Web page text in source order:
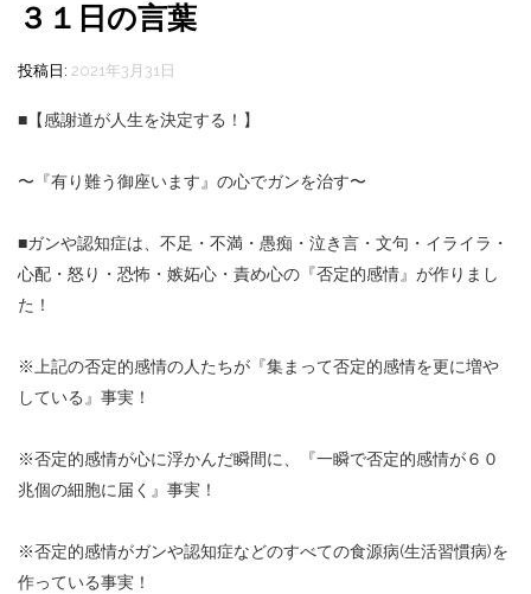
３１日の言葉
投稿日: 2021年3月31日
■ 【感謝道が人生を決定する！】
〜『有り難う御座います』の心でガンを治す〜
■ガンや認知症は、不足・不満・愚痴・泣き言・文句・イライラ・
心配・怒り・恐怖・嫉妬心・責め心の『否定的感情』が作りまし
た！
※上記の否定的感情の人たちが『集まって否定的感情を更に増や
している』事実！
※否定的感情が心に浮かんだ瞬間に、『一瞬で否定的感情が６０
兆個の細胞に届く』事実！
※否定的感情がガンや認知症などのすべての食源病(生活習慣病)を
作っている事実！